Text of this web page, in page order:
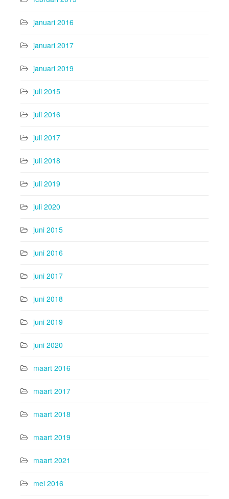
januari 2016
januari 2017
januari 2019
juli 2015
juli 2016
juli 2017
juli 2018
juli 2019
juli 2020
juni 2015
juni 2016
juni 2017
juni 2018
juni 2019
juni 2020
maart 2016
maart 2017
maart 2018
maart 2019
maart 2021
mei 2016